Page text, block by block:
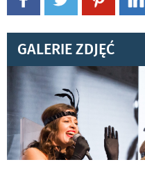
GALERIE ZDJĘĆ